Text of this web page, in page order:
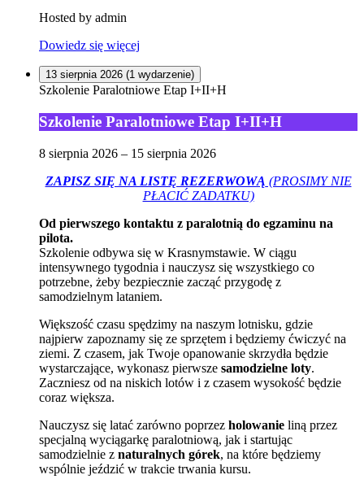
Hosted by admin
Dowiedz się więcej
13 sierpnia 2026 (1 wydarzenie)
Szkolenie Paralotniowe Etap I+II+H
Szkolenie Paralotniowe Etap I+II+H
8 sierpnia 2026 – 15 sierpnia 2026
ZAPISZ SIĘ NA LISTĘ REZERWOWĄ (PROSIMY NIE
PŁACIĆ ZADATKU)
Od pierwszego kontaktu z paralotnią do egzaminu na
pilota.
Szkolenie odbywa się w Krasnymstawie. W ciągu
intensywnego tygodnia i nauczysz się wszystkiego co
potrzebne, żeby bezpiecznie zacząć przygodę z
samodzielnym lataniem.
Większość czasu spędzimy na naszym lotnisku, gdzie
najpierw zapoznamy się ze sprzętem i będziemy ćwiczyć na
ziemi. Z czasem, jak Twoje opanowanie skrzydła będzie
wystarczające, wykonasz pierwsze samodzielne loty.
Zaczniesz od na niskich lotów i z czasem wysokość będzie
coraz większa.
Nauczysz się latać zarówno poprzez holowanie liną przez
specjalną wyciągarkę paralotniową, jak i startując
samodzielnie z naturalnych górek, na które będziemy
wspólnie jeździć w trakcie trwania kursu.